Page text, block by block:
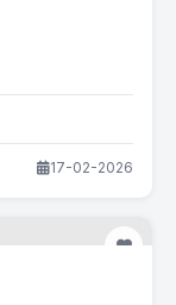
17-02-2026